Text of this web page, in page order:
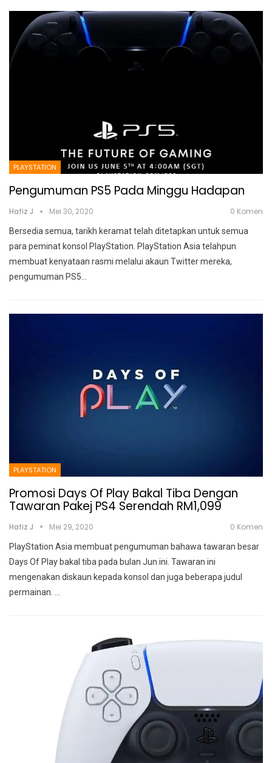
PLAYSTATION
Pengumuman PS5 Pada Minggu Hadapan
Hafiz J Mei 30, 2020 0 Komen
Bersedia semua, tarikh keramat telah ditetapkan untuk semua
para peminat konsol PlayStation. PlayStation Asia telahpun
membuat kenyataan rasmi melalui akaun Twitter mereka,
pengumuman PS5
PLAYSTATION
Promosi Days Of Play Bakal Tiba Dengan
Tawaran Pakej PS4 Serendah RM1,099
Hafiz J Mei 29, 2020 0 Komen
PlayStation Asia membuat pengumuman bahawa tawaran besar
Days Of Play bakal tiba pada bulan Jun ini. Tawaran ini
mengenakan diskaun kepada konsol dan juga beberapa judul
permainan.